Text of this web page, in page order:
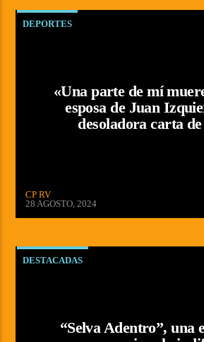
DEPORTES
«Una parte de mí
esposa de Juan
desoladora carta
CP RV
28 AGOSTO, 2024
DESTACADAS
“Selva Adentro”, una